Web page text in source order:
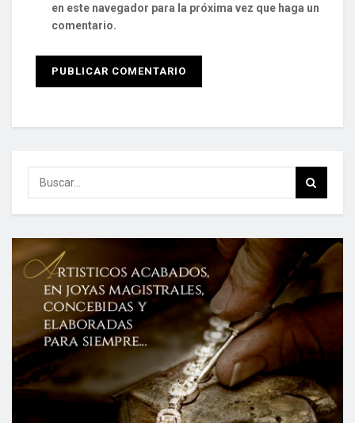
en este navegador para la próxima vez que haga un
comentario.